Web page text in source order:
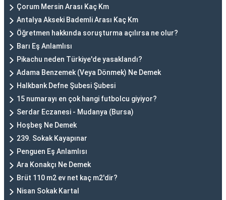
Çorum Mersin Arası Kaç Km
Antalya Akseki Bademli Arası Kaç Km
Öğretmen hakkında soruşturma açılırsa ne olur?
Barı Eş Anlamlısı
Pikachu neden Türkiye'de yasaklandı?
Adama Benzemek (Veya Dönmek) Ne Demek
Halkbank Defne Şubesi Şubesi
15 numarayı en çok hangi futbolcu giyiyor?
Serdar Eczanesi - Mudanya (Bursa)
Hoşbeş Ne Demek
239. Sokak Kayapınar
Penguen Eş Anlamlısı
Ara Konakçı Ne Demek
Brüt 110 m2 ev net kaç m2'dir?
Nisan Sokak Kartal